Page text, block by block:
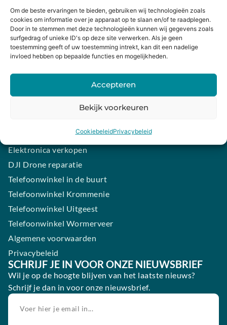
Om de beste ervaringen te bieden, gebruiken wij technologieën zoals
cookies om informatie over je apparaat op te slaan en/of te raadplegen.
Door in te stemmen met deze technologieën kunnen wij gegevens zoals
surfgedrag of unieke ID's op deze site verwerken. Als je geen
toestemming geeft of uw toestemming intrekt, kan dit een nadelige
invloed hebben op bepaalde functies en mogelijkheden.
Accepteren
Bekijk voorkeuren
CookiebeleidPrivacybeleid
Bestellingen
Mijn winkelwagen
HANDIGE LINKS
Levering en retourneren
Garantie
Contact
Samsung smartphone laten maken
Elektronica verkopen
DJI Drone reparatie
Telefoonwinkel in de buurt
Telefoonwinkel Krommenie
Telefoonwinkel Uitgeest
Telefoonwinkel Wormerveer
Algemene voorwaarden
Privacybeleid
SCHRIJF JE IN VOOR ONZE NIEUWSBRIEF
Wil je op de hoogte blijven van het laatste nieuws?
Schrijf je dan in voor onze nieuwsbrief.